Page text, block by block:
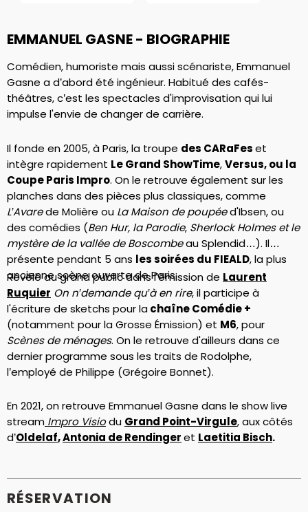
EMMANUEL GASNE - BIOGRAPHIE
Comédien, humoriste mais aussi scénariste, Emmanuel
Gasne a d’abord été ingénieur. Habitué des cafés-
théâtres, c’est les spectacles d'improvisation qui lui
impulse l'envie de changer de carrière.
Il fonde en 2005, à Paris, la troupe des CARaFeset
intègre rapidement Le Grand ShowTime,Versus, ou la
Coupe Paris Impro. On le retrouve également sur les
planches dans des pièces plus classiques, comme
L’Avarede Molière ou La Maison de poupéed'Ibsen, ou
des comédies (Ben Hur, la Parodie, Sherlock Holmes et le
mystère de la vallée de Boscombeau Splendid…). Il
présente pendant 5 ans les soirées du FIEALD, la plus
ancienne scène ouverte de Paris.
Révélé au grand public dans l’émission de Laurent
Ruquier On n’demande qu’à en rire, il participe à
l'écriture de sketchs pour lachaîne Comédie +
(notamment pour la Grosse Émission) et M6, pour
Scènes de ménages. On le retrouve d'ailleurs dans ce
dernier programme sous les traits de Rodolphe,
l’employé de Philippe (Grégoire Bonnet).
En 2021, on retrouve Emmanuel Gasne dans le show live
stream Impro Visiodu Grand Point-Virgule, aux côtés
d’Oldelaf,Antonia de Rendingeret Laetitia Bisch.
RÉSERVATION